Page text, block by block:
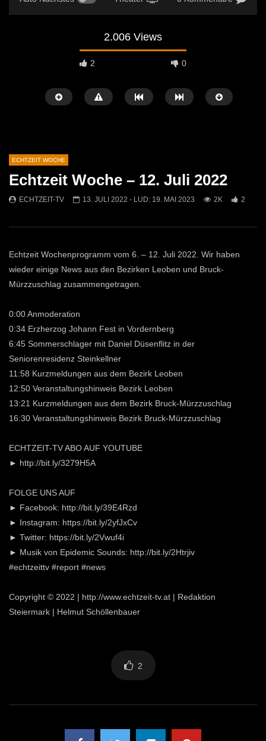
2.006 Views
2 0
ECHTZEIT-TV
8. AUGUST 2022
ECHTZEIT-TV
1.
ECHTZEIT WOCHE
Echtzeit Woche – 12. Juli 2022
ECHTZEIT-TV 13. JULI 2022 - LUD: 19. MAI 2023 2K 2
Echtzeit Wochenprogramm vom 6. – 12. Juli 2022. Wir haben
wieder einige News aus den Bezirken Leoben und Bruck-
Mürzzuschlag zusammengetragen.
0:00 Anmoderation
0:34 Erzherzog Johann Fest in Vordernberg
6:45 Sommerschlager mit Daniel Düsenflitz in der
Seniorenresidenz Steinkellner
11:58 Kurzmeldungen aus dem Bezirk Leoben
12:50 Veranstaltungshinweis Bezirk Leoben
13:21 Kurzmeldungen aus dem Bezirk Bruck-Mürzzuschlag
16:30 Veranstaltungshinweis Bezirk Bruck-Mürzzuschlag
ECHTZEIT-TV ABO AUF YOUTUBE
► http://bit.ly/3279H5A
FOLGE UNS AUF
► Facebook: http://bit.ly/39E4Rzd
► Instagram: https://bit.ly/2yfJxCv
► Twitter: https://bit.ly/2Vwuf4i
► Musik von Epidemic Sounds: http://bit.ly/2Htrjiv
#echtzeittv #report #news
Copyright © 2022 | http://www.echtzeit-tv.at | Redaktion
Steiermark | Helmut Schöllenbauer
2